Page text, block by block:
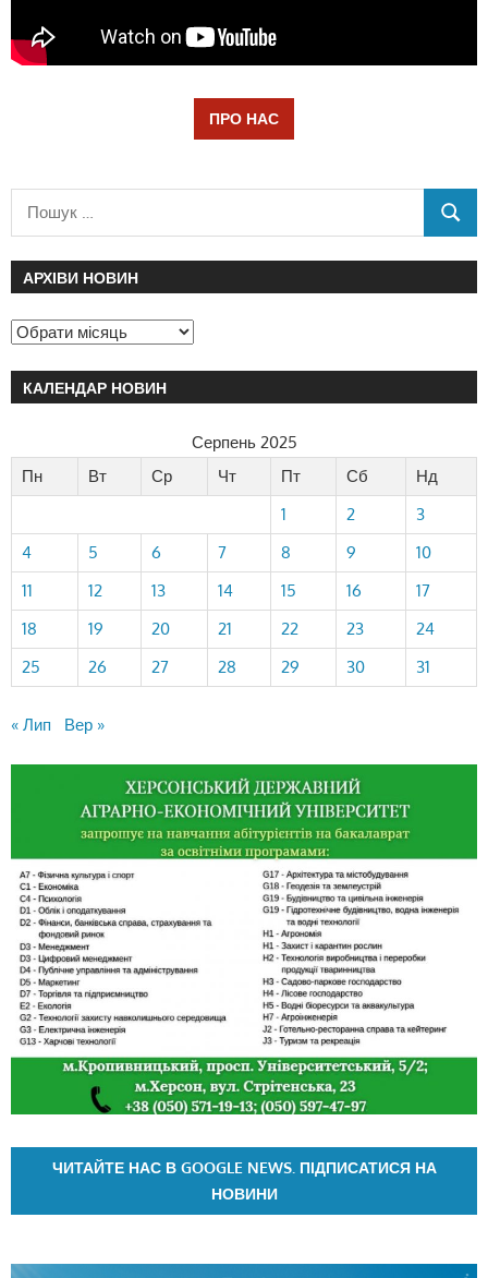
ПРО НАС
АРХІВИ НОВИН
КАЛЕНДАР НОВИН
Серпень 2025
Пн
Вт Ср Чт Пт Сб
Нд
1
2
3
4
5 6 7 8 9
10
11
12 13 14 15 16
17
18
19 20 21 22 23
24
25
26 27 28 29 30 31
« Лип Вер »
ЧИТАЙТЕ НАС В GOOGLE NEWS. ПІДПИСАТИСЯ НА
НОВИНИ